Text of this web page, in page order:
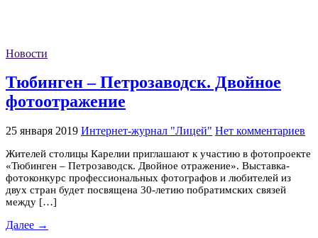
Новости
Тюбинген – Петрозаводск. Двойное
фотоотражение
25 января 2019 Интернет-журнал "Лицей" Нет комментариев
Жителей столицы Карелии приглашают к участию в фотопроекте
«Тюбинген – Петрозаводск. Двойное отражение». Выставка-
фотоконкурс профессиональных фотографов и любителей из
двух стран будет посвящена 30-летию побратимских связей
между […]
Далее →